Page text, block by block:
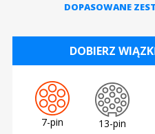
DOPASOWANE
DOBIERZ
7-pin 13-pin